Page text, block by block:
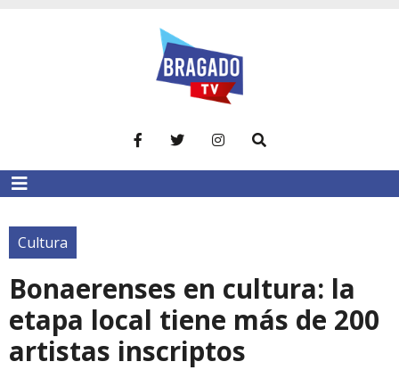
Cultura
Bonaerenses en cultura: la
etapa local tiene más de 200
artistas inscriptos